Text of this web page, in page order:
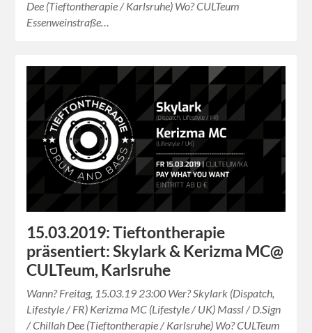
Dee (Tieftontherapie / Karlsruhe) Wo? CULTeum
Essenweinstraße…
15.03.2019: Tieftontherapie
präsentiert: Skylark & Kerizma MC@
CULTeum, Karlsruhe
Wann? Freitag, 15.03.19 23:00 Wer? Skylark (Dispatch,
Lifestyle / FR) Kerizma MC (Lifestyle / UK) Massl / D.Sign
/ Chillah Dee (Tieftontherapie / Karlsruhe) Wo? CULTeum